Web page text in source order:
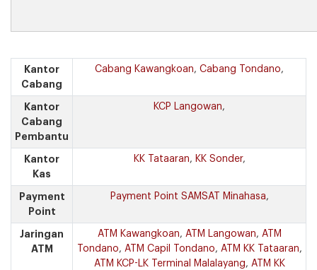
Kantor
Cabang
Cabang Kawangkoan, Cabang Tondano,
Kantor
Cabang
Pembantu
KCP Langowan,
Kantor
Kas
KK Tataaran, KK Sonder,
Payment
Point
Payment Point SAMSAT Minahasa,
Jaringan
ATM
ATM Kawangkoan, ATM Langowan, ATM
Tondano, ATM Capil Tondano, ATM KK Tataaran,
ATM KCP-LK Terminal Malalayang, ATM KK